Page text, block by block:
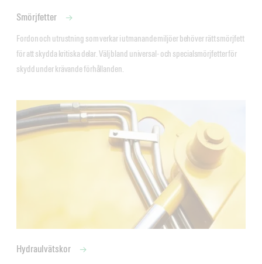
Smörjfetter
Fordon och utrustning som verkar i utmanande miljöer behöver rätt smörjfett
för att skydda kritiska delar. Välj bland universal- och specialsmörjfetter för
skydd under krävande förhållanden.
Hydraulvätskor